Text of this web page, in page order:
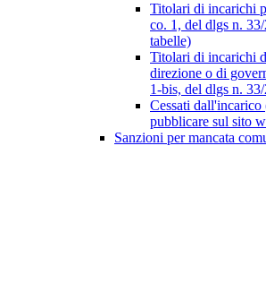
Titolari di incarichi
co. 1, del dlgs n.
tabelle)
Titolari di incarichi
direzione o di
1-bis, del dlgs n.
Cessati dall'incarico
pubblicare sul sito
Sanzioni per mancata